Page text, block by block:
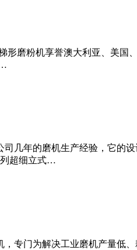
形磨粉机享誉澳大利亚、美国
司几年的磨机生产经验，它的
超细立式…
，专门为解决工业磨机产量低